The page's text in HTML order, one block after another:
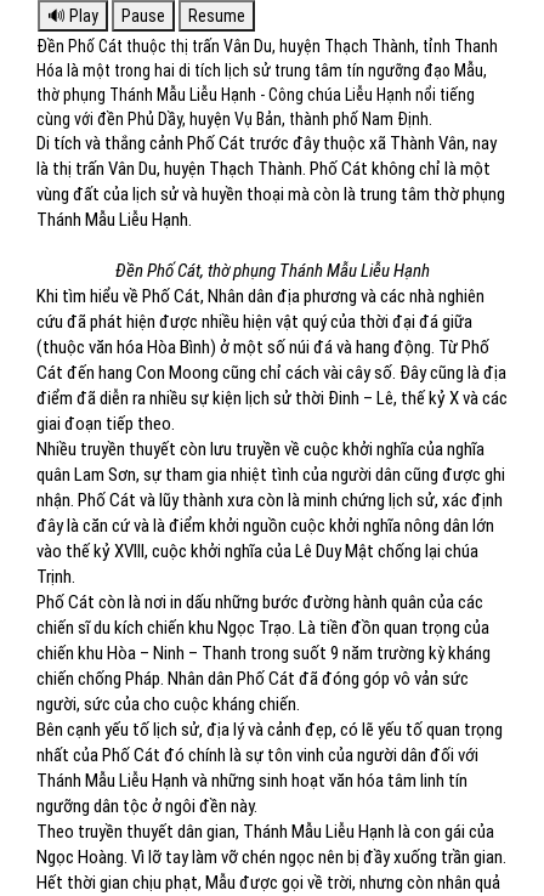
Đền Phố Cát thuộc thị trấn Vân Du, huyện Thạch Thành, tỉnh Thanh
Hóa là một trong hai di tích lịch sử trung tâm tín ngưỡng đạo Mẫu,
thờ phụng Thánh Mẫu Liễu Hạnh - Công chúa Liễu Hạnh nổi tiếng
cùng với đền Phủ Dầy, huyện Vụ Bản, thành phố Nam Định.
Di tích và thắng cảnh Phố Cát trước đây thuộc xã Thành Vân, nay
là thị trấn Vân Du, huyện Thạch Thành. Phố Cát không chỉ là một
vùng đất của lịch sử và huyền thoại mà còn là trung tâm thờ phụng
Thánh Mẫu Liễu Hạnh.
Đền Phố Cát, thờ phụng Thánh Mẫu Liễu Hạnh
Khi tìm hiểu về Phố Cát, Nhân dân địa phương và các nhà nghiên
cứu đã phát hiện được nhiều hiện vật quý của thời đại đá giữa
(thuộc văn hóa Hòa Bình) ở một số núi đá và hang động. Từ Phố
Cát đến hang Con Moong cũng chỉ cách vài cây số. Đây cũng là địa
điểm đã diễn ra nhiều sự kiện lịch sử thời Đinh – Lê, thế kỷ X và các
giai đoạn tiếp theo.
Nhiều truyền thuyết còn lưu truyền về cuộc khởi nghĩa của nghĩa
quân Lam Sơn, sự tham gia nhiệt tình của người dân cũng được ghi
nhận. Phố Cát và lũy thành xưa còn là minh chứng lịch sử, xác định
đây là căn cứ và là điểm khởi nguồn cuộc khởi nghĩa nông dân lớn
vào thế kỷ XVIII, cuộc khởi nghĩa của Lê Duy Mật chống lại chúa
Trịnh.
Phố Cát còn là nơi in dấu những bước đường hành quân của các
chiến sĩ du kích chiến khu Ngọc Trạo. Là tiền đồn quan trọng của
chiến khu Hòa – Ninh – Thanh trong suốt 9 năm trường kỳ kháng
chiến chống Pháp. Nhân dân Phố Cát đã đóng góp vô vản sức
người, sức của cho cuộc kháng chiến.
Bên cạnh yếu tố lịch sử, địa lý và cảnh đẹp, có lẽ yếu tố quan trọng
nhất của Phố Cát đó chính là sự tôn vinh của người dân đối với
Thánh Mẫu Liễu Hạnh và những sinh hoạt văn hóa tâm linh tín
ngưỡng dân tộc ở ngôi đền này.
Theo truyền thuyết dân gian, Thánh Mẫu Liễu Hạnh là con gái của
Ngọc Hoàng. Vì lỡ tay làm vỡ chén ngọc nên bị đầy xuống trần gian.
Hết thời gian chịu phạt, Mẫu được gọi về trời, nhưng còn nhân quả